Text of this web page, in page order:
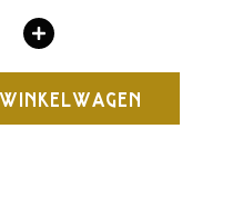
Verhoog
hoeveelheid
voor